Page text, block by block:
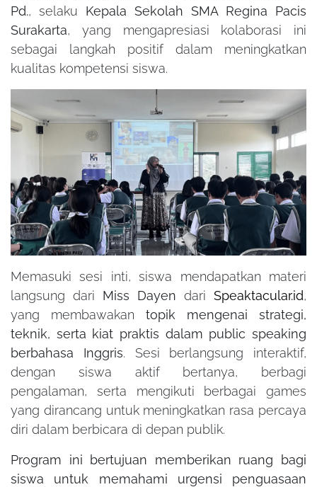
Pd., selaku Kepala Sekolah SMA Regina Pacis
Surakarta, yang mengapresiasi kolaborasi ini
sebagai langkah positif dalam meningkatkan
kualitas kompetensi siswa.
Memasuki sesi inti, siswa mendapatkan materi
langsung dari Miss Dayen dari Speaktacular.id,
yang membawakan topik mengenai strategi,
teknik, serta kiat praktis dalam public speaking
berbahasa Inggris. Sesi berlangsung interaktif,
dengan siswa aktif bertanya, berbagi
pengalaman, serta mengikuti berbagai games
yang dirancang untuk meningkatkan rasa percaya
diri dalam berbicara di depan publik.
Program ini bertujuan memberikan ruang bagi
siswa untuk memahami urgensi penguasaan